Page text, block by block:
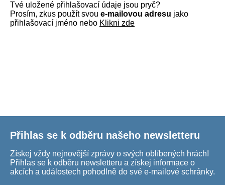
Tvé uložené přihlašovací údaje jsou pryč?
Prosím, zkus použít svou e-mailovou adresu jako
přihlašovací jméno nebo Klikni zde
Přihlas se k odběru našeho newsletteru
Získej vždy nejnovější zprávy o svých oblíbených hrách!
Přihlas se k odběru newsletteru a získej informace o
akcích a událostech pohodlně do své e-mailové schránky.